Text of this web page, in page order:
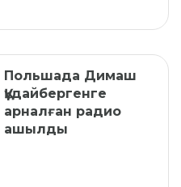
Польшада Димаш
Құдайбергенге
арналған радио
ашылды